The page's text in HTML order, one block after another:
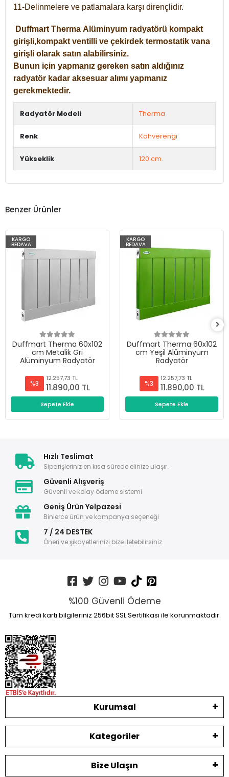
11-Delinmelere ve patlamalara karşı dirençlidir.
Duffmart Therma Alüminyum radyatörü kompakt
girişli,kompakt ventilli ve çekirdek termostatik vana
girişli olarak satın alabilirsiniz.
Bunun için yapmanız gereken satın aldığınız
radyatör kadar aksesuar alımı yapmanız
gerekmektedir.
Radyatör Modeli Therma
Renk Kahverengi
Yükseklik 120 cm.
Benzer Ürünler
KARGO
BEDAVA
Duffmart Therma 60x102
cm Metalik Gri
Alüminyum Radyatör
%3
12.257,73 TL
11.890,00 TL
Sepete Ekle
KARGO
BEDAVA
Duffmart Therma 60x102
cm Yeşil Alüminyum
Radyatör
%3
12.257,73 TL
11.890,00 TL
Sepete Ekle
Hızlı Teslimat
Siparişleriniz en kısa sürede elinize ulaşır.
Güvenli Alışveriş
Güvenli ve kolay ödeme sistemi
Geniş Ürün Yelpazesi
Binlerce ürün ve kampanya seçeneği
7 / 24 DESTEK
Öneri ve şikayetlerinizi bize iletebilirsiniz.
%100 Güvenli Ödeme
Tüm kredi kartı bilgileriniz 256bit SSL Sertifikası ile korunmaktadır.
Kurumsal
Kategoriler
Bize Ulaşın